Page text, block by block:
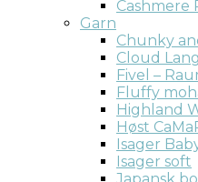
Cashmere
Garn
Chunky
Cloud
Fivel –
Fluffy
Highland
Høst
Isager
Isager soft